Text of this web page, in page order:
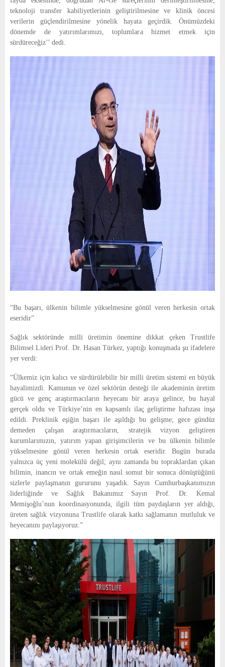
teknoloji transfer kabiliyetlerinin geliştirilmesine ve klinik öncesi
verilerin güçlendirilmesine yönelik hayata geçirdik. Önümüzdeki
dönemde de yatırımlarımızı, toplumlara hizmet etmek için
sürdüreceğiz’’ dedi.
“Bu başarı, ülkenin bilimle yükselmesine gönül veren herkesin ortak
eseridir”
Sağlık sektöründe milli üretimin önemine dikkat çeken Trustlife
Bilimsel Lideri Prof. Dr. Hasan Türkez, yaptığı konuşmada şu ifadelere
yer verdi:
“Ülkemiz için kalıcı ve sürdürülebilir bir milli üretim sistemi en büyük
hayalimizdi. Kamunun ve özel sektörün desteği ile akademinin üretim
gücü ve genç araştırmacıların heyecanı bir araya gelince, bu hayal
gerçek oldu ve Türkiye’nin en kapsamlı ilaç geliştirme hafızası inşa
edildi. Preklinik eşiğin başarı ile aşıldığı bu gelişme; gece gündüz
demeden çalışan araştırmacıların, stratejik vizyon geliştiren
kurumlarımızın, yatırım yapan girişimcilerin ve bu ülkenin bilimle
yükselmesine gönül veren herkesin ortak eseridir. Bugün burada
yalnızca üç yeni molekülü değil; aynı zamanda bu topraklardan çıkan
bilimin, inancın ve ortak emeğin nasıl somut bir sonuca dönüştüğünü
sizlerle paylaşmanın gururunu yaşadık. Sayın Cumhurbaşkanımızın
liderliğinde ve Sağlık Bakanımız Sayın Prof. Dr. Kemal
Memişoğlu’nun koordinasyonunda, ilgili tüm paydaşların yer aldığı,
üreten sağlık vizyonuna Trustlife olarak katkı sağlamanın mutluluk ve
heyecanını paylaşıyoruz.”